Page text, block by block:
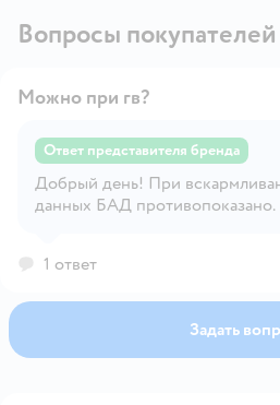
Вопросы покупателей
Можно при гв?
Ответ представителя бренда
Добрый день! При вскармливании грудью принятие
данных БАД противопоказано.
1 ответ
Задать